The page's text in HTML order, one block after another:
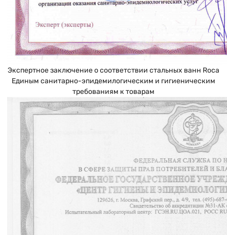
Экспертное заключение о соответствии стальных ванн Roca
Единым санитарно-эпидемилогическим и гигиеническим
требованиям к товарам